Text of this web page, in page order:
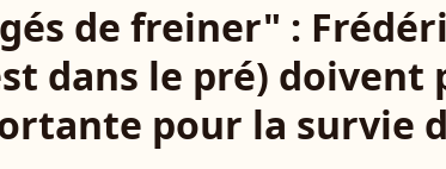
de freiner" :
dans le pré) doivent
pour la survie